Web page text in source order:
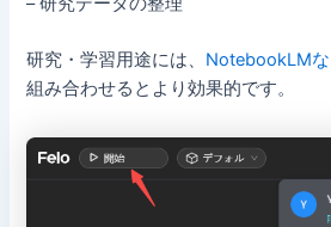
研究・学習用途には、 NotebookLM
組み合わせるとより効果的です。